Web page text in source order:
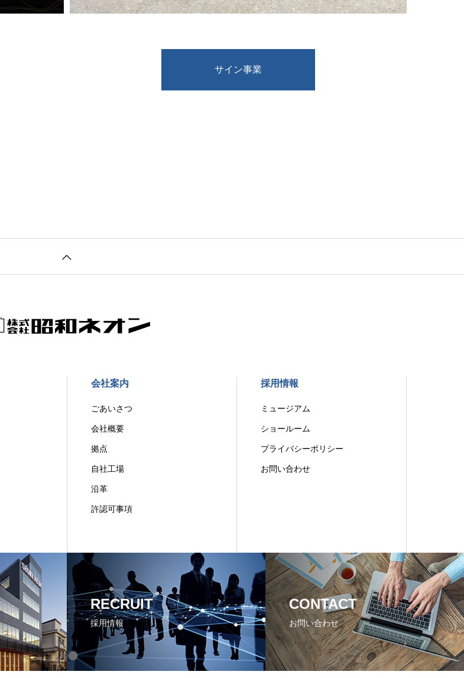
サイン事業
会社案内
ごあいさつ
会社概要
拠点
自社工場
沿革
許認可事項
採用情報
ミュージアム
ショールーム
プライバシーポリシー
お問い合わせ
RECRUIT
採用情報
CONTACT
お問い合わせ